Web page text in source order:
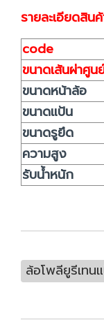
รายละเอียดสิน
code
ขนาดเส้นผ่าศูน
ขนาดหน้าล้อ
ขนาดแป้น
ขนาดรูยึด
ความสูง
รับน้ำหนัก
ล้อโพลียูรีเทน